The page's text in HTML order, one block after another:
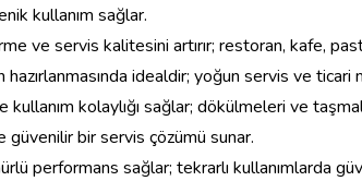
kullanım sağlar.
ve servis kalitesini artırır; restoran,
idealdir; yoğun servis ve
kolaylığı sağlar; dökülmeleri ve
bir servis çözümü sunar.
performans sağlar; tekrarlı kullanımlarda